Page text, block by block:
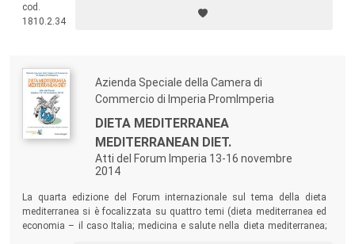
definizione della sua configurazione geografica e come esso possa
efficacemente contribuire ai processi di sviluppo locale.
cod.
1810.2.34
Azienda Speciale della Camera di
Commercio di Imperia PromImperia
DIETA MEDITERRANEA
MEDITERRANEAN DIET.
Atti del Forum Imperia 13-16 novembre
2014
La quarta edizione del Forum internazionale sul tema della dieta
mediterranea si è focalizzata su quattro temi (dieta mediterranea ed
economia – il caso Italia; medicina e salute nella dieta mediterranea;